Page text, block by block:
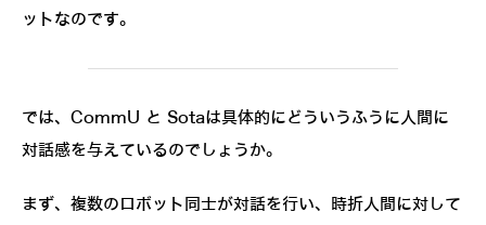
ットなのです。
では、CommU と Sotaは具体的にどういうふうに人間に
対話感を与えているのでしょうか。
まず、複数のロボット同士が対話を行い、時折人間に対して